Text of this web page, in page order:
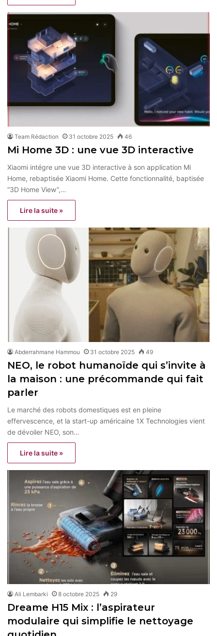
Team Rédaction 31 octobre 2025 46
Mi Home 3D : une vue 3D interactive
Xiaomi intégre une vue 3D interactive à son application Mi
Home, rebaptisée Xiaomi Home. Cette fonctionnalité, baptisée
“3D Home View”,…
Lire la suite »
Abderrahmane Hammou 31 octobre 2025 49
NEO, le robot humanoïde qui s’invite à
la maison : une précommande qui fait
parler
Le marché des robots domestiques est en pleine
effervescence, et la start-up américaine 1X Technologies vient
de dévoiler NEO, son…
Lire la suite »
Ali Lembarki 8 octobre 2025 29
Dreame H15 Mix : l’aspirateur
modulaire qui simplifie le nettoyage